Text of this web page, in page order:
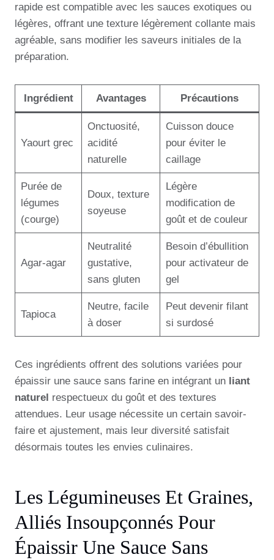
rapide est compatible avec les sauces exotiques ou
légères, offrant une texture légèrement collante mais
agréable, sans modifier les saveurs initiales de la
préparation.
Ingrédient Avantages Précautions
Yaourt grec
Onctuosité,
acidité
naturelle
Cuisson douce
pour éviter le
caillage
Purée de
légumes
(courge)
Doux, texture
soyeuse
Légère
modification de
goût et de couleur
Agar-agar
Neutralité
gustative,
sans gluten
Besoin d’ébullition
pour activateur de
gel
Tapioca
Neutre, facile
à doser
Peut devenir filant
si surdosé
Ces ingrédients offrent des solutions variées pour
épaissir une sauce sans farine en intégrant un liant
naturel respectueux du goût et des textures
attendues. Leur usage nécessite un certain savoir-
faire et ajustement, mais leur diversité satisfait
désormais toutes les envies culinaires.
Les Légumineuses Et Graines,
Alliés Insoupçonnés Pour
Épaissir Une Sauce Sans